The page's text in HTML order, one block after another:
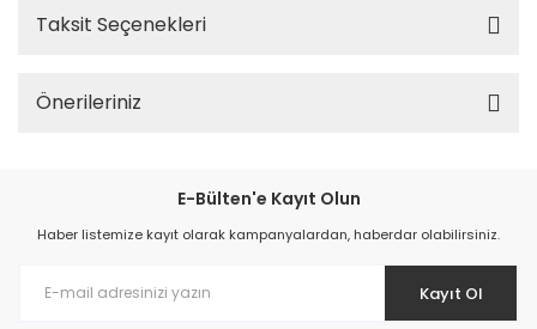
Taksit Seçenekleri
Önerileriniz
E-Bülten'e Kayıt Olun
Haber listemize kayıt olarak kampanyalardan, haberdar olabilirsiniz.
Kayıt Ol